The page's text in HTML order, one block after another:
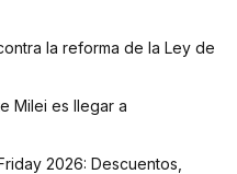
la reforma de la Ley de
Milei es llegar a
2026: Descuentos,